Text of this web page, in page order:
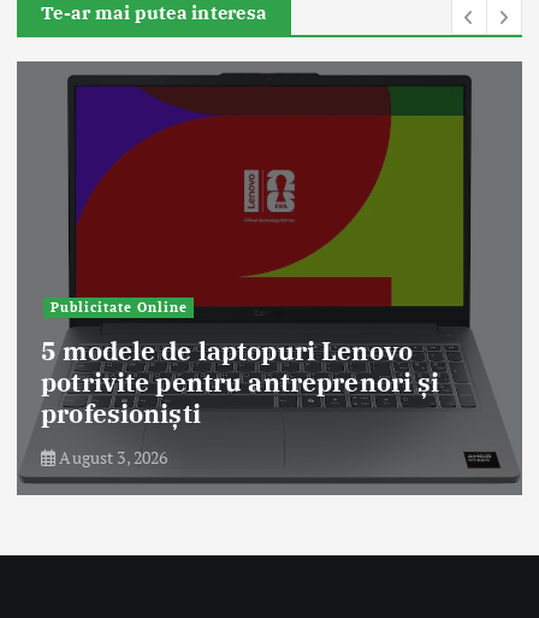
Te-ar mai putea interesa
Publicitate Online
5 modele de laptopuri Lenovo
potrivite pentru antreprenori și
profesioniști
August 3, 2026